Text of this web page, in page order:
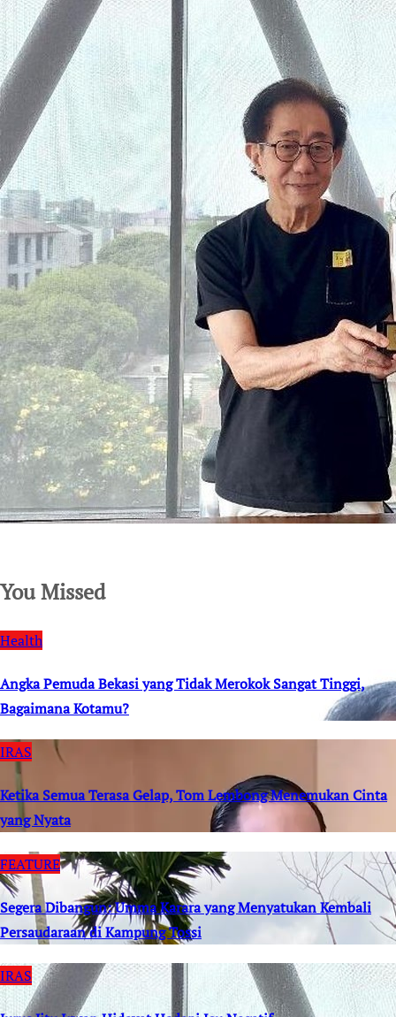
You Missed
Health
Angka Pemuda Bekasi yang Tidak Merokok Sangat Tinggi,
Bagaimana Kotamu?
IRAS
Ketika Semua Terasa Gelap, Tom Lembong Menemukan Cinta
yang Nyata
FEATURE
Segera Dibangun: Umma Karara yang Menyatukan Kembali
Persaudaraan di Kampung Tossi
IRAS